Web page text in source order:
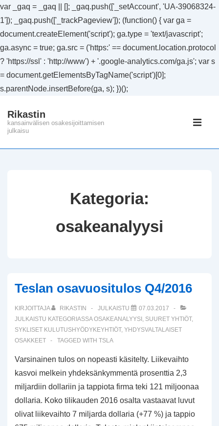
var _gaq = _gaq || []; _gaq.push(['_setAccount', 'UA-39068324-
1']); _gaq.push(['_trackPageview']); (function() { var ga =
document.createElement('script'); ga.type = 'text/javascript';
ga.async = true; ga.src = ('https:' == document.location.protocol
? 'https://ssl' : 'http://www') + '.google-analytics.com/ga.js'; var s
= document.getElementsByTagName('script')[0];
s.parentNode.insertBefore(ga, s); })();
Siirry
pääsisältöön
Rikastin
kansainvälisen osakesijoittamisen
julkaisu
Kategoria:
osakeanalyysi
Teslan osavuositulos Q4/2016
KIRJOITTAJA RIKASTIN JULKAISTU
07.03.2017
JULKAISTU KATEGORIASSAOSAKEANALYYSI , SUURET YHTIÖT,
SYKLISET KULUTUSHYÖDYKEYHTIÖT, YHDYSVALTALAISET
OSAKKEET
TAGGED WITH TSLA
Varsinainen tulos on nopeasti käsitelty. Liikevaihto
kasvoi melkein yhdeksänkymmentä prosenttia 2,3
miljardiin dollariin ja tappiota firma teki 121 miljoonaa
dollaria. Koko tilikauden 2016 osalta vastaavat luvut
olivat liikevaihto 7 miljarda dollaria (+77 %) ja tappio